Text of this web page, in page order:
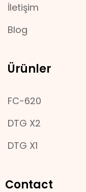
İletişim
Blog
Ürünler
FC-620
DTG X2
DTG X1
Contact